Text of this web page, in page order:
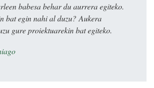
babesa behar du aurrera egiteko.
bat egin nahi al duzu? Aukera
gure proiektuarekin bat egiteko.